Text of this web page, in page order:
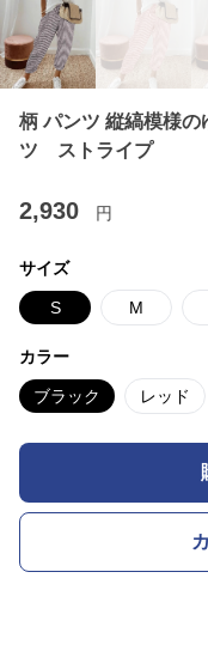
柄 パンツ 縦縞模様
ツ ストライプ
2,930 円
サイズ
S M
カラー
ブラック レッド